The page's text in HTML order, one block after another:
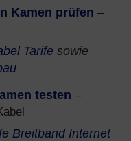
Kamen prüfen –
Tarife sowie
testen –
Breitband Internet